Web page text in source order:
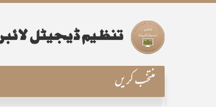
منتخب کریں